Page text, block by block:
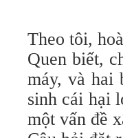
Theo tôi,
Quen biết,
máy, và hai
sinh cái hại
một vấn đề